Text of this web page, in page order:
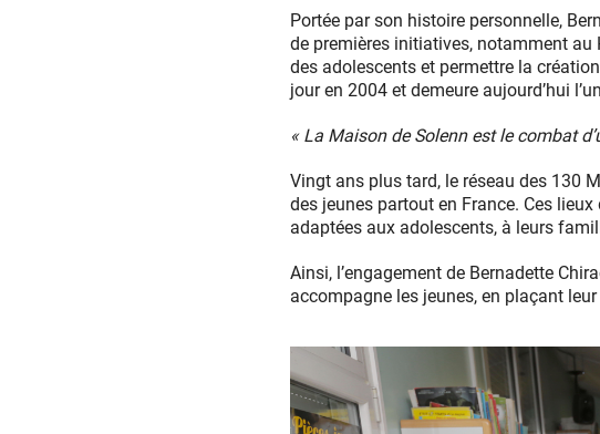
Portée par son histoire personnelle,
de premières initiatives, notamment au
des adolescents et permettre la
jour en 2004 et demeure aujourd’hui
« La Maison de Solenn est le combat
Vingt ans plus tard, le réseau des 130
des jeunes partout en France. Ces
adaptées aux adolescents, à leurs
Ainsi, l’engagement de Bernadette
accompagne les jeunes, en plaçant